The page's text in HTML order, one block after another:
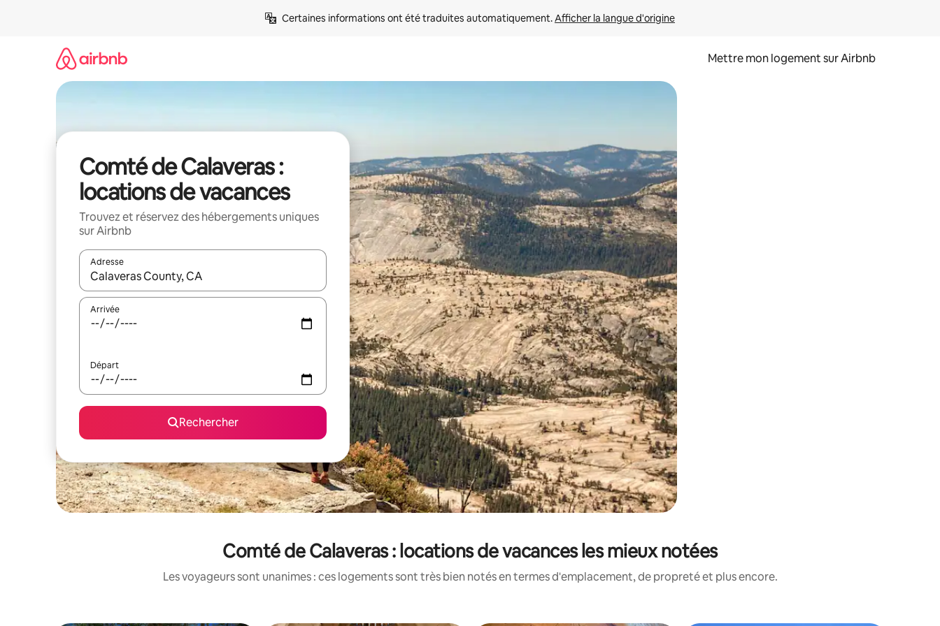
Certaines informations ont été traduites automatiquement. Afficher la langue d'origine
Mettre mon logement sur Airbnb
Comté de Calaveras :
locations de vacances
Trouvez et réservez des hébergements uniques
sur Airbnb
Adresse
Lorsque les résultats s'affichent, utilisez les flèches vers le haut et vers le bas pour les parcourir ou en appuyant et en faisant glisser.
Arrivée
Départ
Rechercher
Comté de Calaveras : locations de vacances les mieux notées
Les voyageurs sont unanimes : ces logements sont très bien notés en termes d'emplacement, de propreté et plus encore.